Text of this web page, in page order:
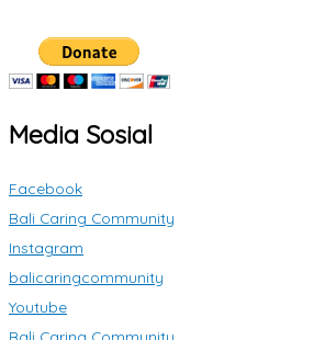
Media Sosial
Facebook
Bali Caring Community
Instagram
balicaringcommunity
Youtube
Bali Caring Community